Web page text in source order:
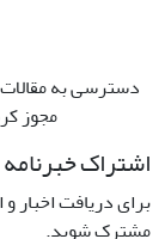
دسترسی به
مجوز
اشتراک خبرنامه
برای دریافت اخبار
مشترک شوید.